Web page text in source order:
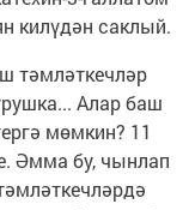
килүдән саклый.
тәмләткечләр
Алар баш
мөмкин? 11
Әмма бу, чынлап